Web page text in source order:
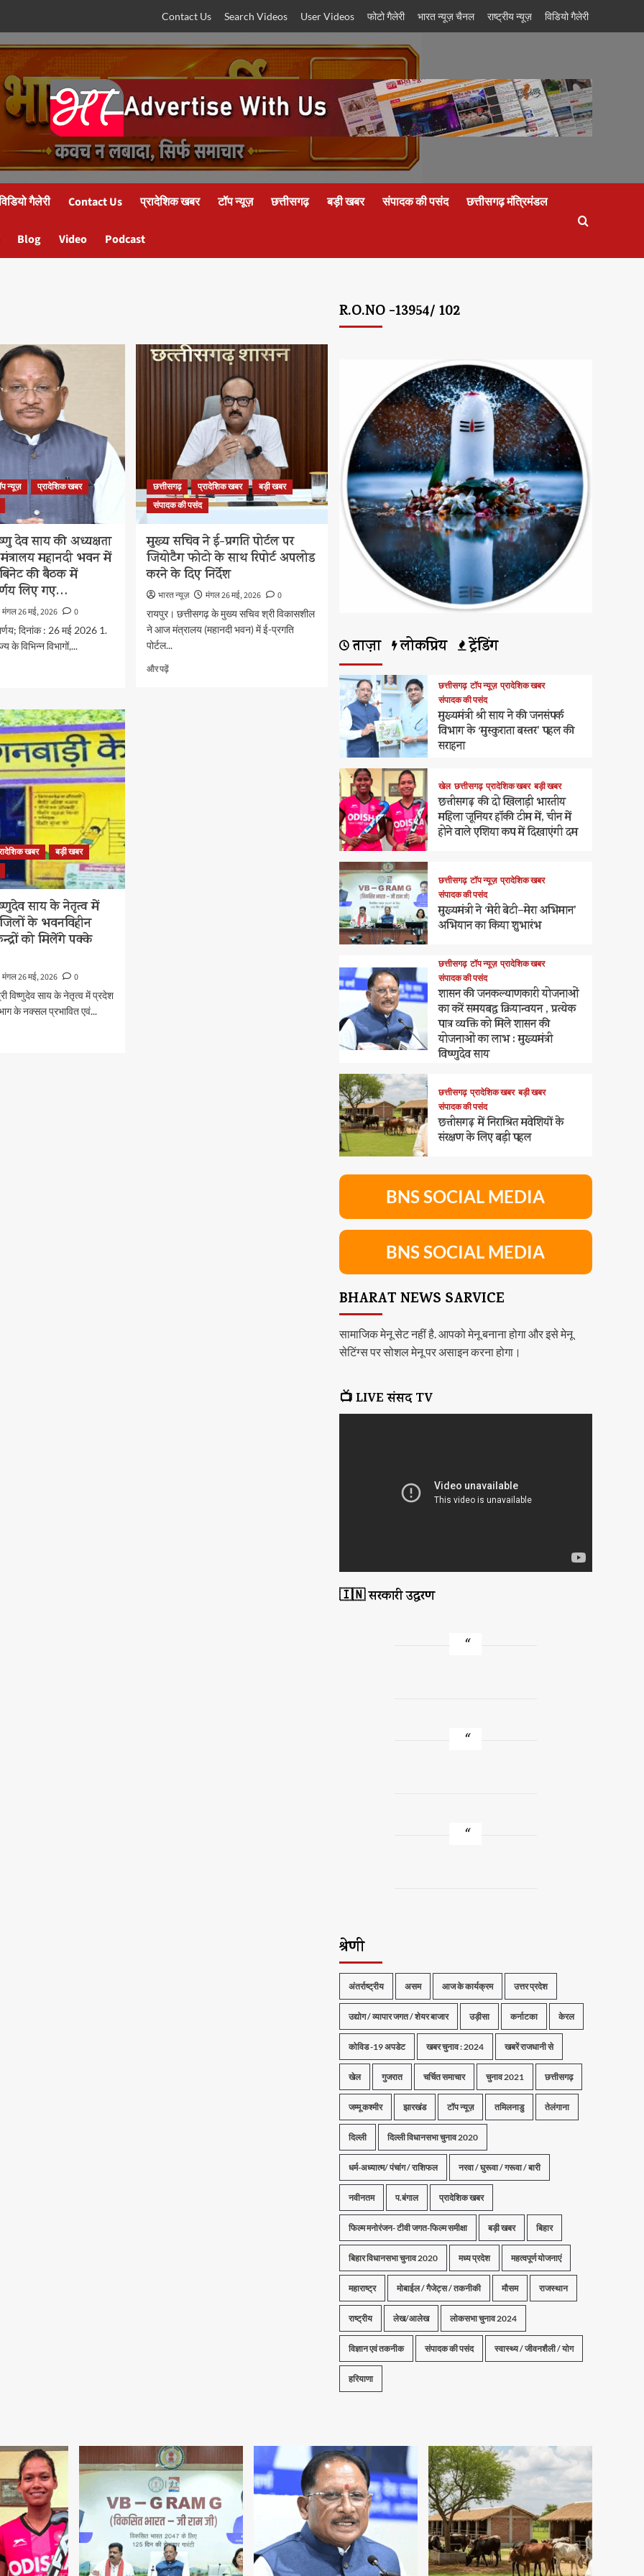
Contact Us Search Videos User Videos फोटो गैलेरी भारत न्यूज़ चैनल राष्ट्रीय न्यूज़ विडियो गैलेरी
गैलेरी Contact Us प्रादेशिक खबर टॉप न्यूज़ छत्तीसगढ़ बड़ी खबर संपादक की पसंद छत्तीसगढ़ मंत्रिमंडल
Blog Video Podcast
न्यूज़
प्रादेशिक खबर
देव साय की अध्यक्षता
महानदी भवन में
की बैठक में
लिए गए…
मंगल 26 मई, 2026
0
दिनांक : 26 मई 2026 1.
के विभिन्न विभागों,...
छत्तीसगढ़ प्रादेशिक खबर
बड़ी खबर
संपादक की पसंद
मुख्य सचिव ने ई-प्रगति पोर्टल पर
जियोटैग फोटो के साथ रिपोर्ट अपलोड
करने के दिए निर्देश
भारत न्यूज़ मंगल 26 मई, 2026
0
रायपुर। छत्तीसगढ़ के मुख्य सचिव श्री विकासशील
ने आज मंत्रालय (महानदी भवन) में ई-प्रगति
पोर्टल...
और पढ़ेंमुख्य
खबर
बड़ी खबर
साय के नेतृत्व में
के भवनविहीन
को मिलेंगे पक्के
मंगल 26 मई, 2026
0
विष्णुदेव साय के नेतृत्व में प्रदेश
के नक्सल प्रभावित एवं...
R.O.NO -13954/ 102
ताज़ा लोकप्रिय ट्रेंडिंग
छत्तीसगढ़ टॉप न्यूज़ प्रादेशिक खबर
संपादक की पसंद
मुख्यमंत्री श्री साय ने की जनसंपर्क
विभाग के ‘मुस्कुराता बस्तर’ पहल की
सराहना
खेल छत्तीसगढ़ प्रादेशिक खबर बड़ी खबर
छत्तीसगढ़ की दो खिलाड़ी भारतीय
महिला जूनियर हॉकी टीम में, चीन में
होने वाले एशिया कप में दिखाएंगी दम
छत्तीसगढ़ टॉप न्यूज़ प्रादेशिक खबर
संपादक की पसंद
मुख्यमंत्री ने ‘मेरी बेटी–मेरा अभिमान’
अभियान का किया शुभारंभ
छत्तीसगढ़ टॉप न्यूज़ प्रादेशिक खबर
संपादक की पसंद
शासन की जनकल्याणकारी योजनाओं
का करें समयबद्ध क्रियान्वयन , प्रत्येक
पात्र व्यक्ति को मिले शासन की
योजनाओं का लाभ : मुख्यमंत्री
विष्णुदेव साय
छत्तीसगढ़ प्रादेशिक खबर बड़ी खबर
संपादक की पसंद
छत्तीसगढ़ में निराश्रित मवेशियों के
संरक्षण के लिए बड़ी पहल
BNS SOCIAL MEDIA
BNS SOCIAL MEDIA
BHARAT NEWS SARVICE
सामाजिक मेनू सेट नहीं है. आपको मेनू बनाना होगा और इसे मेनू
सेटिंग्स पर सोशल मेनू पर असाइन करना होगा।
📺 LIVE संसद TV
🇮🇳 सरकारी उद्धरण
श्रेणी
अंतर्राष्ट्रीय असम आज के कार्यक्रम उत्तर प्रदेश
उद्योग / व्यापार जगत / शेयर बाजार उड़ीसा कर्नाटका केरल
कोविड -19 अपडेट खबर चुनाव : 2024 खबरें राजधानी से
खेल गुजरात चर्चित समाचार चुनाव 2021 छत्तीसगढ़
जम्मू कश्मीर झारखंड टॉप न्यूज़ तमिलनाडु तेलंगाना
दिल्ली दिल्ली विधानसभा चुनाव 2020
धर्म-अध्यात्म/ पंचांग / राशिफल नरवा / घुरूवा / गरूवा / बारी
नवीनतम प.बंगाल प्रादेशिक खबर
फिल्म मनोरंजन- टीवी जगत-फिल्म समीक्षा बड़ी खबर बिहार
बिहार विधानसभा चुनाव 2020 मध्य प्रदेश महत्वपूर्ण योजनाएं
महाराष्ट्र मोबाईल / गैजेट्स / तकनीकी मौसम राजस्थान
राष्ट्रीय लेख/आलेख लोकसभा चुनाव 2024
विज्ञान एवं तकनीक संपादक की पसंद स्वास्थ्य / जीवनशैली / योग
हरियाणा